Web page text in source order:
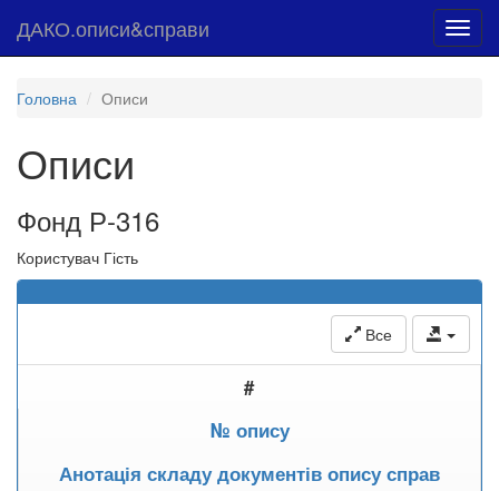
ДАКО.описи&справи
Головна Описи
Описи
Фонд Р-316
Користувач Гість
Все
#
№ опису
Анотація складу документів опису справ